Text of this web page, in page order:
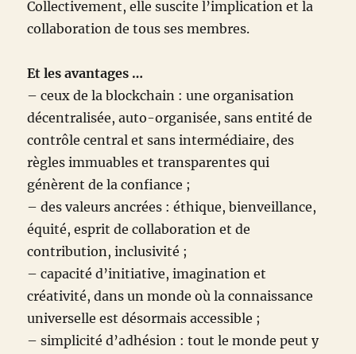
Collectivement, elle suscite l’implication et la
collaboration de tous ses membres.
Et les avantages …
– ceux de la blockchain : une organisation
décentralisée, auto-organisée, sans entité de
contrôle central et sans intermédiaire, des
règles immuables et transparentes qui
génèrent de la confiance ;
– des valeurs ancrées : éthique, bienveillance,
équité, esprit de collaboration et de
contribution, inclusivité ;
– capacité d’initiative, imagination et
créativité, dans un monde où la connaissance
universelle est désormais accessible ;
– simplicité d’adhésion : tout le monde peut y